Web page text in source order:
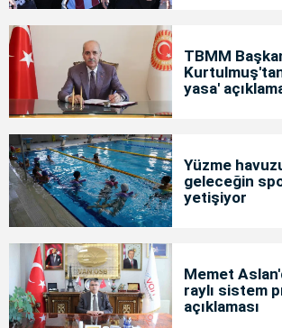
TBMM
yasa'
Yüzme
geleceğin
yetişiyor
Memet
raylı sistem
açıklaması